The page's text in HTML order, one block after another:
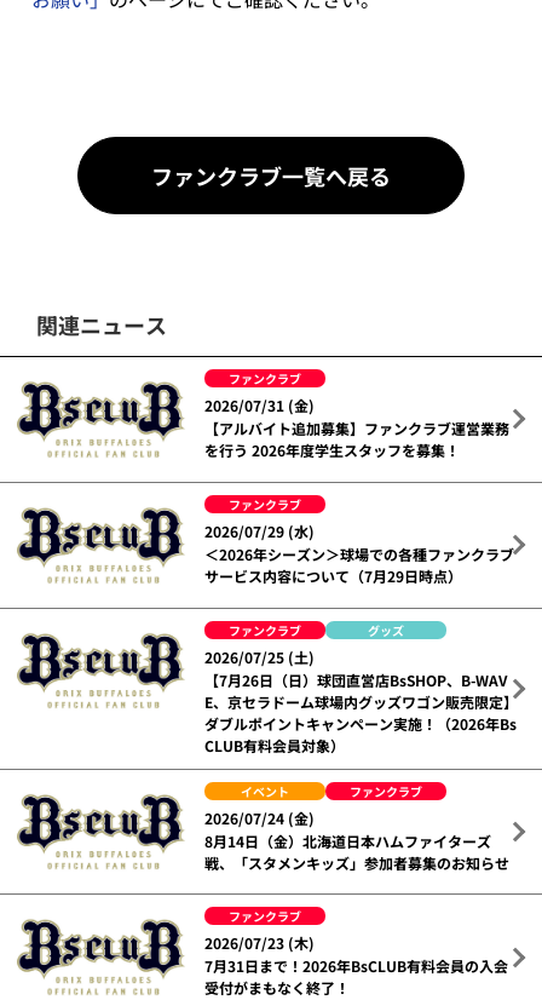
ファンクラブ一覧へ戻る
関連ニュース
ファンクラブ
2026/07/31 (金)
【アルバイト追加募集】ファンクラブ運営業務
を行う 2026年度学生スタッフを募集！
ファンクラブ
2026/07/29 (水)
＜2026年シーズン＞球場での各種ファンクラブ
サービス内容について（7月29日時点）
ファンクラブ グッズ
2026/07/25 (土)
【7月26日（日）球団直営店BsSHOP、B-WAV
E、京セラドーム球場内グッズワゴン販売限定】
ダブルポイントキャンペーン実施！（2026年Bs
CLUB有料会員対象）
イベント ファンクラブ
2026/07/24 (金)
8月14日（金）北海道日本ハムファイターズ
戦、「スタメンキッズ」参加者募集のお知らせ
ファンクラブ
2026/07/23 (木)
7月31日まで！2026年BsCLUB有料会員の入会
受付がまもなく終了！